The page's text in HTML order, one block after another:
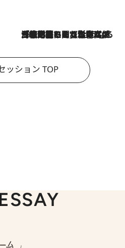
2026.8.3
「住宅建てられない…」「サーチャージ料の高値が続いている」ホルムズ海峡封鎖による影響はいつまで続く？《エネルギー専門家に聞く“どうなる日本の暮らし”》
ッション TOP